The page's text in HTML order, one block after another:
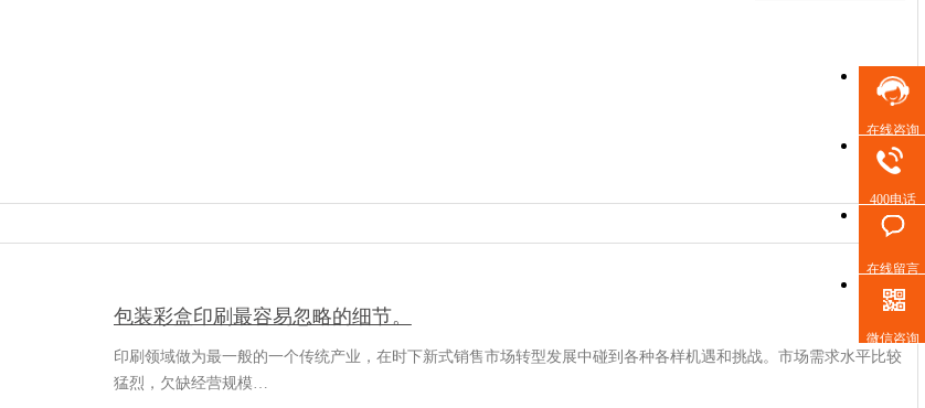
包装彩盒印刷最容易忽略的细节。
印刷领域做为最一般的一个传统产业，在时下新式销售市场转型发展中碰到各种各样机遇和挑战。市场需求水平比较
猛烈，欠缺经营规模…
在线咨询
400电话
在线留言
微信咨询